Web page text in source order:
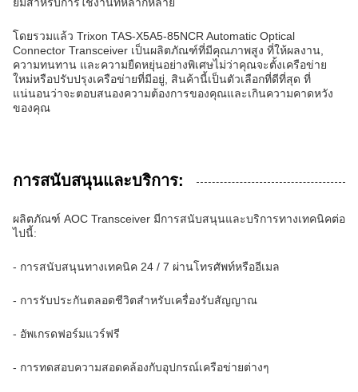
โดยรวมแล้ว Trixon TAS-X5A5-85NCR Automatic Optical
Connector Transceiver เป็นผลิตภัณฑ์ที่มีคุณภาพสูง ที่ให้ผลงาน,
ความทนทาน และความยืดหยุ่นอย่างพิเศษไม่ว่าคุณจะตั้งเครือข่าย
ใหม่หรือปรับปรุงเครือข่ายที่มีอยู่, สินค้านี้เป็นตัวเลือกที่ดีที่สุด ที่
แน่นอนว่าจะตอบสนองความต้องการของคุณและเกินความคาดหวัง
ของคุณ
การสนับสนุนและบริการ:
ผลิตภัณฑ์ AOC Transceiver มีการสนับสนุนและบริการทางเทคนิคต่อ
ไปนี้:
- การสนับสนุนทางเทคนิค 24 / 7 ผ่านโทรศัพท์หรืออีเมล
- การรับประกันตลอดชีวิตสําหรับเครื่องรับสัญญาณ
- อัพเกรดฟอร์มแวร์ฟรี
- การทดสอบความสอดคล้องกับอุปกรณ์เครือข่ายต่างๆ